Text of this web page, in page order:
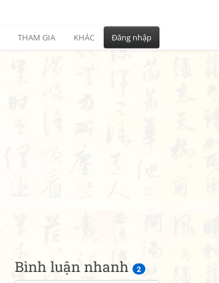
THAM GIA KHÁC Đăng nhập
Bình luận nhanh 2